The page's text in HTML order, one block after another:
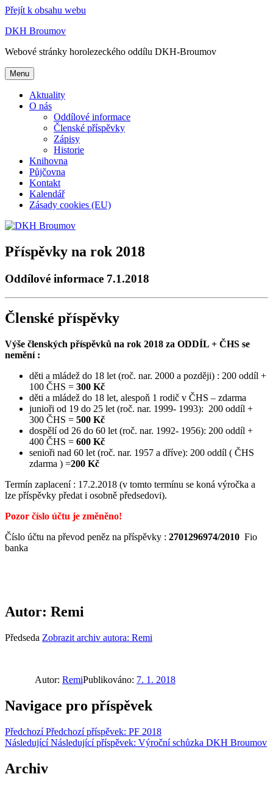
Přejít k obsahu webu
DKH Broumov
Webové stránky horolezeckého oddílu DKH-Broumov
Menu
Aktuality
O nás
Oddílové informace
Členské příspěvky
Zápisy
Historie
Knihovna
Půjčovna
Kontakt
Kalendář
Zásady cookies (EU)
Příspěvky na rok 2018
Oddílové informace 7.1.2018
Členské příspěvky
Výše členských příspěvků na rok 2018 za ODDÍL + ČHS se
nemění :
děti a mládež do 18 let (roč. nar. 2000 a později) : 200 oddíl +
100 ČHS = 300 Kč
děti a mládež do 18 let, alespoň 1 rodič v ČHS – zdarma
junioři od 19 do 25 let (roč. nar. 1999- 1993): 200 oddíl +
300 ČHS = 500 Kč
dospělí od 26 do 60 let (roč. nar. 1992- 1956): 200 oddíl +
400 ČHS = 600 Kč
senioři nad 60 let (roč. nar. 1957 a dříve): 200 oddíl ( ČHS
zdarma ) =200 Kč
Termín zaplacení : 17.2.2018 (v tomto termínu se koná výročka a
lze příspěvky předat i osobně předsedovi).
Pozor číslo účtu je změněno!
Číslo účtu na převod peněz na příspěvky : 2701296974/2010 Fio
banka
Autor: Remi
Předseda Zobrazit archiv autora: Remi
Autor: RemiPublikováno: 7. 1. 2018
Navigace pro příspěvek
Předchozí Předchozí příspěvek: PF 2018
Následující Následující příspěvek: Výroční schůzka DKH Broumov
Archiv